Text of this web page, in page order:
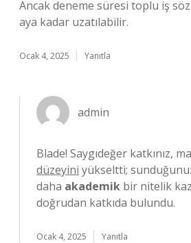
Ancak deneme süresi toplu iş
aya kadar uzatılabilir.
Ocak 4, 2025 Yanıtla
admin
Blade! Saygıdeğer katkınız,
düzeyini yükseltti;
daha akademik bir nitelik
doğrudan katkıda bulundu.
Ocak 4, 2025 Yanıtla